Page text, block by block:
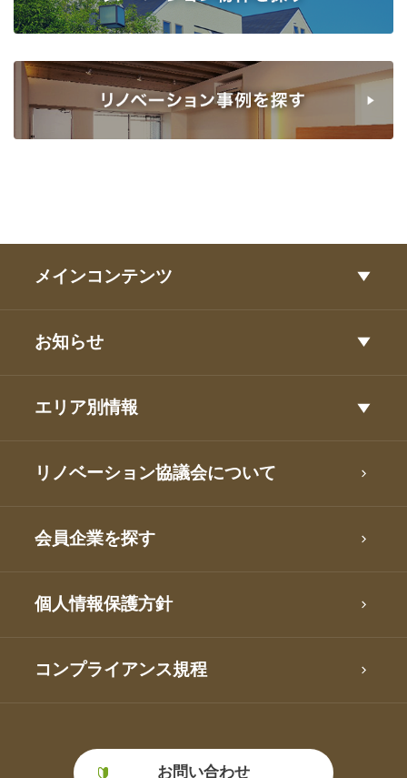
メインコンテンツ
お知らせ
エリア別情報
リノベーション協議会について
会員企業を探す
個人情報保護方針
コンプライアンス規程
お問い合わせ